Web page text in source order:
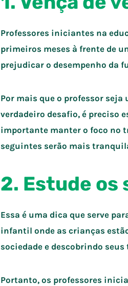
Professores iniciantes na
primeiros meses à frente de
prejudicar o desempenho da
Por mais que o professor seja
verdadeiro desafio, é preciso
importante manter o foco no
seguintes serão mais
2. Estude os
Essa é uma dica que serve
infantil onde as crianças
sociedade e descobrindo
Portanto, os professores